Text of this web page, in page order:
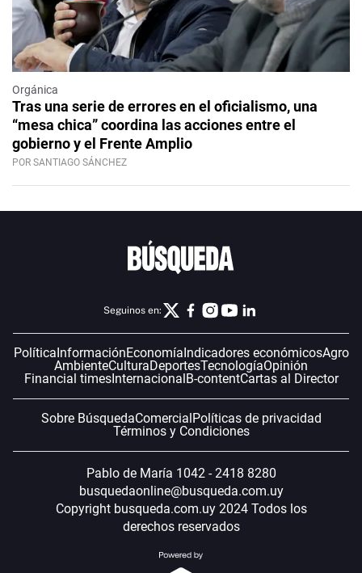
Orgánica
Tras una serie de errores en el oficialismo, una
“mesa chica” coordina las acciones entre el
gobierno y el Frente Amplio
POR SANTIAGO SÁNCHEZ
Seguinos en:
PolíticaInformaciónEconomíaIndicadores económicosAgro
AmbienteCulturaDeportesTecnologíaOpinión
Financial timesInternacionalB-contentCartas al Director
Sobre BúsquedaComercialPolíticas de privacidad
Términos y Condiciones
Pablo de María 1042 - 2418 8280
busquedaonline@busqueda.com.uy
Copyright busqueda.com.uy 2024 Todos los
derechos reservados